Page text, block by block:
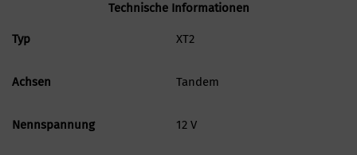
Technische Informationen
Typ XT2
Achsen Tandem
Nennspannung 12 V